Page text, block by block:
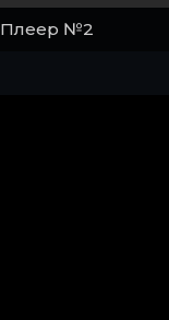
Плеер №2